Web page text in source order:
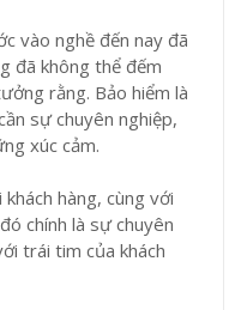
vào nghề đến nay đã
đã không thể đếm
rằng. Bảo hiểm là
sự chuyên nghiệp,
xúc cảm.
hàng, cùng với
chính là sự chuyên
trái tim của khách